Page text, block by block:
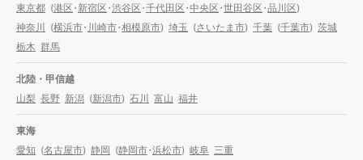
東京都 (港区・新宿区・渋谷区・千代田区・中央区・世田谷区・品川区)
神奈川 (横浜市・川崎市・相模原市) 埼玉 (さいたま市) 千葉 (千葉市) 茨城
栃木 群馬
北陸・甲信越
山梨 長野 新潟 (新潟市) 石川 富山 福井
東海
愛知 (名古屋市) 静岡 (静岡市・浜松市) 岐阜 三重